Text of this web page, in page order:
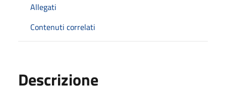
Allegati
Contenuti correlati
Descrizione